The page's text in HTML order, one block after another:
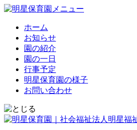
ホーム
お知らせ
園の紹介
園の一日
行事予定
明星保育園の様子
お問い合わせ